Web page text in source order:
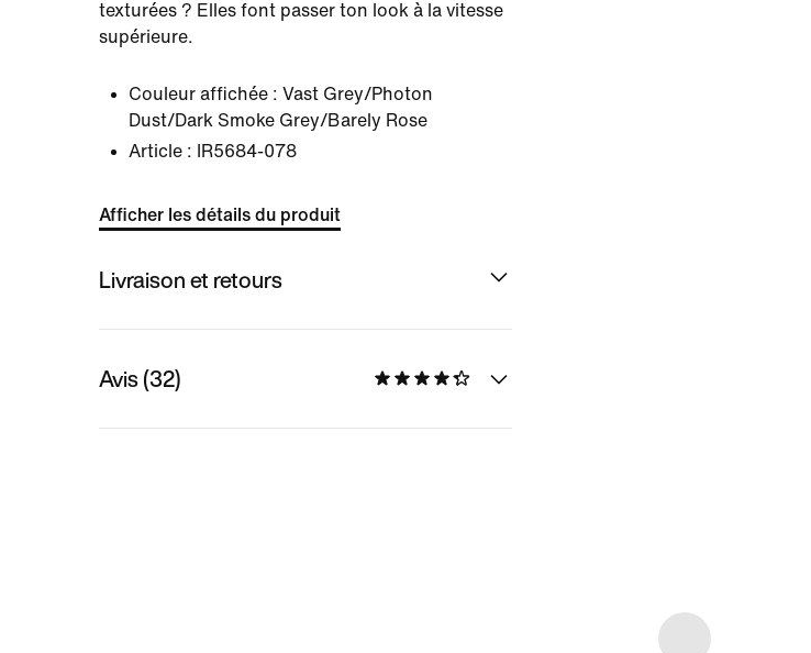
texturées ? Elles font passer ton look à la vitesse
supérieure.
Couleur affichée : Vast Grey/Photon
Dust/Dark Smoke Grey/Barely Rose
Article :
IR5684-078
Afficher les détails du produit
Livraison et retours
Avis (32)